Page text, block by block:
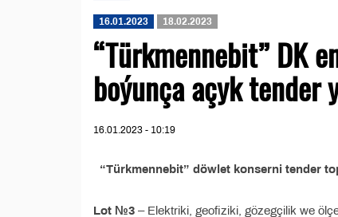
16.01.2023 18.02.2023
“Türkmennebit” DK
boýunça açyk tender
16.01.2023 - 10:19
“Türkmennebit” döwlet konserni tender
Lot №3 – Elektriki, geofiziki, gözegçilik we